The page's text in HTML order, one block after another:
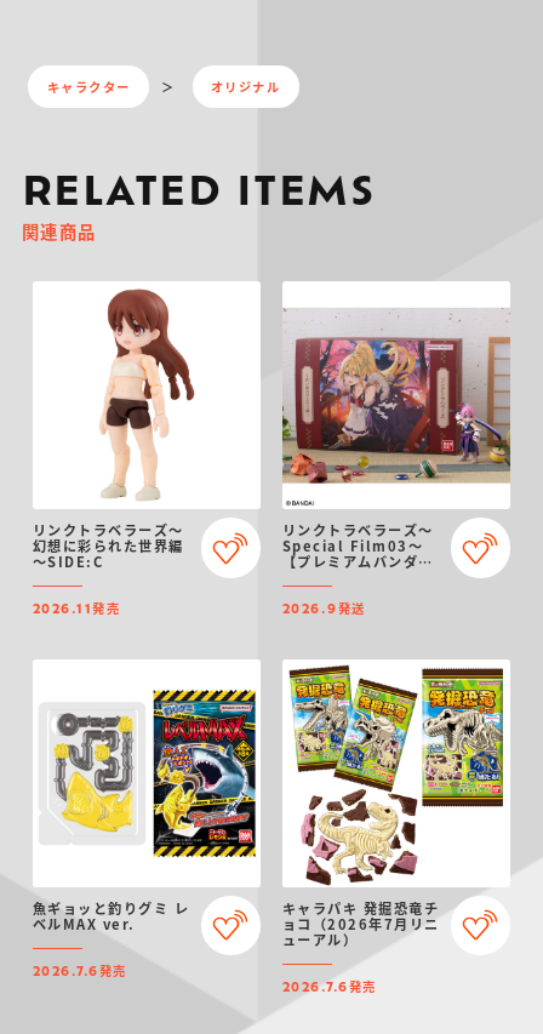
キャラクター オリジナル
RELATED ITEMS
関連商品
リンクトラベラーズ～
幻想に彩られた世界編
～SIDE:C
2026.11発売
リンクトラベラーズ～
Special Film03～
【プレミアムバンダイ
2026.9発送
魚ギョッと釣りグミ レ
ベルMAX ver.
2026.7.6発売
キャラパキ 発掘恐竜チ
ョコ（2026年7月リニ
ューアル）
2026.7.6発売